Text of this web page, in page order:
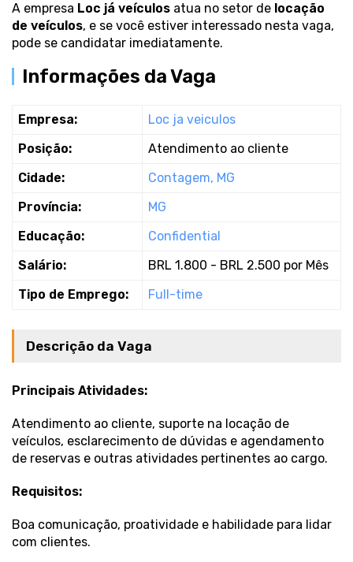
A empresa Loc já veículos atua no setor de locação
de veículos, e se você estiver interessado nesta vaga,
pode se candidatar imediatamente.
Informações da Vaga
Empresa:
Loc ja veiculos
Posição:
Atendimento ao cliente
Cidade:
Contagem, MG
Província:
MG
Educação:
Confidential
Salário:
BRL 1.800 - BRL 2.500 por Mês
Tipo de Emprego:
Full-time
Descrição da Vaga
Principais Atividades:
Atendimento ao cliente, suporte na locação de
veículos, esclarecimento de dúvidas e agendamento
de reservas e outras atividades pertinentes ao cargo.
Requisitos:
Boa comunicação, proatividade e habilidade para lidar
com clientes.